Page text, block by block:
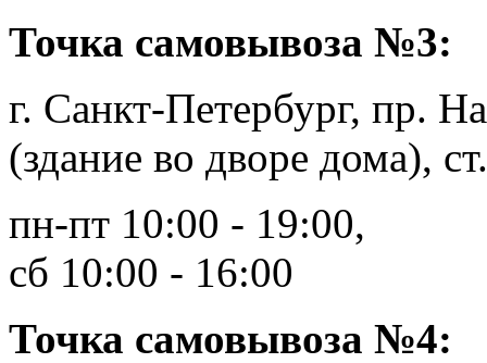
Точка самовывоза №3:
г. Санкт-Петербург, пр.
(здание во дворе дома),
пн-пт 10:00 - 19:00,
сб 10:00 - 16:00
Точка самовывоза №4: